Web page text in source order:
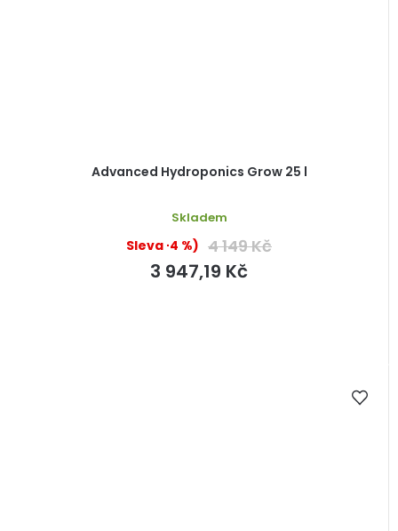
Advanced Hydroponics Grow 25 l
Skladem
(–4 %) 4 149 Kč
3 947,19 Kč